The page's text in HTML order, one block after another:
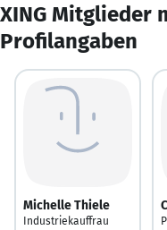
XING Mitglieder
Profilangaben
Michelle Thiele
Industriekauffrau